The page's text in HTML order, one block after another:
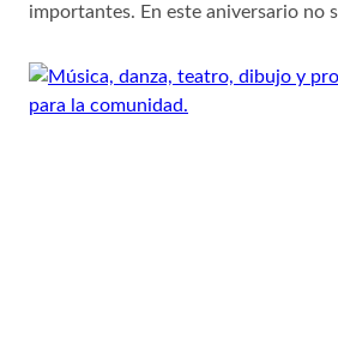
importantes. En este aniversario no